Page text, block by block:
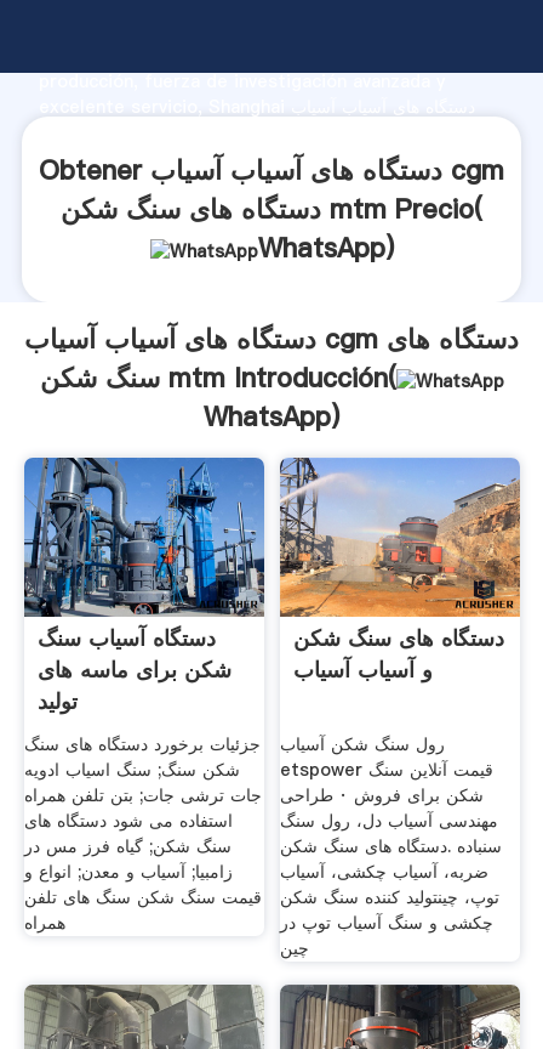
producción, fuerza de investigación avanzada y
y aporta valores a todos los clientes.
Obtener دستگاه های آسیاب آسیاب cgm
دستگاه های سنگ شکن mtm Precio(
WhatsApp)
دستگاه های آسیاب آسیاب cgm دستگاه های
سنگ شکن mtm Introducción(
WhatsApp)
دستگاه آسیاب سنگ
شکن برای ماسه های
تولید
جزئیات برخورد دستگاه های سنگ
شکن سنگ; سنگ اسیاب ادویه
جات ترشی جات; بتن تلفن همراه
استفاده می شود دستگاه های
سنگ شکن; گیاه فرز مس در
زامبیا; آسیاب و معدن; انواع و
قیمت سنگ شکن سنگ های تلفن
همراه
دستگاه های سنگ شکن
و آسیاب آسیاب
رول سنگ شکن آسیاب
etspower قیمت آنلاین سنگ
شکن برای فروش · طراحی
مهندسی آسیاب دل، رول سنگ
سنباده .دستگاه های سنگ شکن
ضربه، آسیاب چکشی، آسیاب
توپ، چینتولید کننده سنگ شکن
چکشی و سنگ آسیاب توپ در
چین